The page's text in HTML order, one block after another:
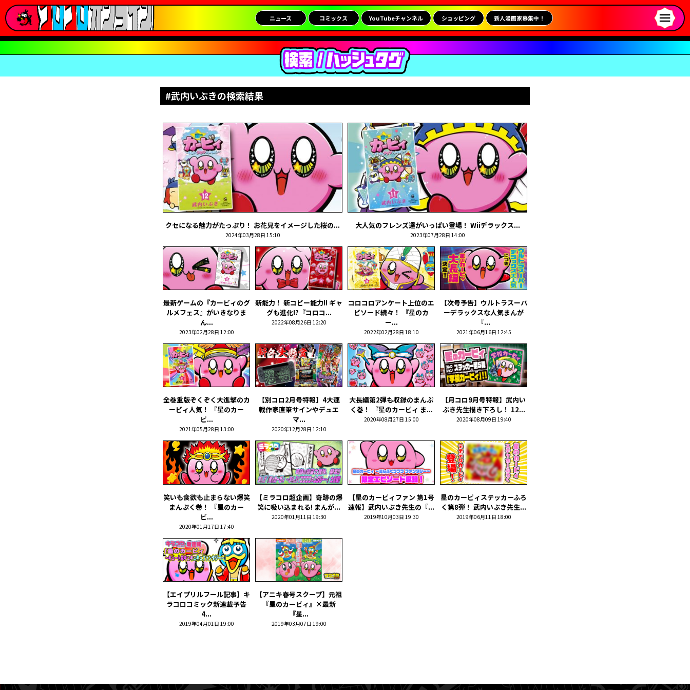
ニュース コミックス YouTubeチャンネル ショッピング 新人漫画家募集中！
#武内いぶきの検索結果
クセになる魅力がたっぷり！ お花見をイメージした桜の...
2024年03月28日 15:10
大人気のフレンズ達がいっぱい登場！ Wiiデラックス...
2023年07月28日 14:00
最新ゲームの『カービィのグ
ルメフェス』がいきなりま
ん...
2023年02月28日 12:00
新能力！ 新コピー能力!! ギャ
グも進化!?『コロコ...
2022年08月26日 12:20
コロコロアンケート上位のエ
ピソード続々！ 『星のカ
ー...
2022年02月28日 18:10
【次号予告】ウルトラスーパ
ーデラックスな人気まんが
『...
2021年06月16日 12:45
全巻重版ぞくぞく大進撃のカ
ービィ人気！ 『星のカー
ビ...
2021年05月28日 13:00
【別コロ2月号特報】4大連
載作家直筆サインやデュエ
マ...
2020年12月28日 12:10
大長編第2弾も収録のまんぷ
く巻！ 『星のカービィ ま...
2020年08月27日 15:00
【月コロ9月号特報】武内い
ぶき先生描き下ろし！ 12...
2020年08月09日 19:40
笑いも食欲も止まらない爆笑
まんぷく巻！ 『星のカー
ビ...
2020年01月17日 17:40
【ミラコロ超企画】奇跡の爆
笑に吸い込まれる! まんが...
2020年01月11日 19:30
【星のカービィファン 第1号
速報】武内いぶき先生の『...
2019年10月03日 19:30
星のカービィステッカーふろ
く第8弾！ 武内いぶき先生...
2019年06月11日 18:00
【エイプリルフール記事】キ
ラコロコミック新連載予告
4...
2019年04月01日 19:00
【アニキ春号スクープ】元祖
『星のカービィ』×最新
『星...
2019年03月07日 19:00